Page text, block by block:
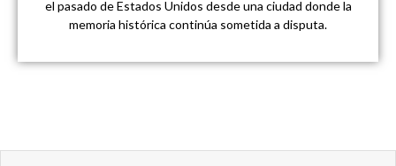
el pasado de Estados Unidos desde una ciudad donde la
memoria histórica continúa sometida a disputa.